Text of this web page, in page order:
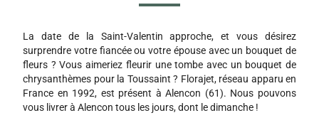
La date de la Saint-Valentin approche, et vous désirez
surprendre votre fiancée ou votre épouse avec un bouquet de
fleurs ? Vous aimeriez fleurir une tombe avec un bouquet de
chrysanthèmes pour la Toussaint ? Florajet, réseau apparu en
France en 1992, est présent à Alencon (61). Nous pouvons
vous livrer à Alencon tous les jours, dont le dimanche !